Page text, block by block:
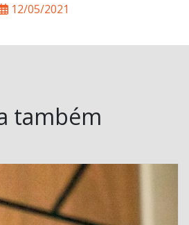
12/05/2021
também